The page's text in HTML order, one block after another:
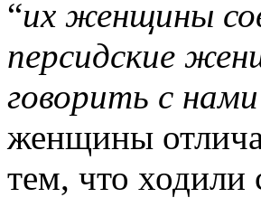
“их женщины
персидские
говорить с
женщины
тем, что